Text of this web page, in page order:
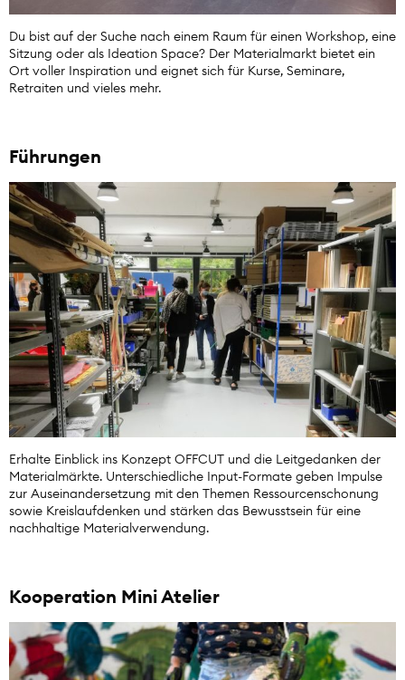
Du bist auf der Suche nach einem Raum für einen Workshop, eine
Sitzung oder als Ideation Space? Der Materialmarkt bietet ein
Ort voller Inspiration und eignet sich für Kurse, Seminare,
Retraiten und vieles mehr.
Führungen
Erhalte Einblick ins Konzept OFFCUT und die Leitgedanken der
Materialmärkte. Unterschiedliche Input-Formate geben Impulse
zur Auseinandersetzung mit den Themen Ressourcenschonung
sowie Kreislaufdenken und stärken das Bewusstsein für eine
nachhaltige Materialverwendung.
Kooperation Mini Atelier